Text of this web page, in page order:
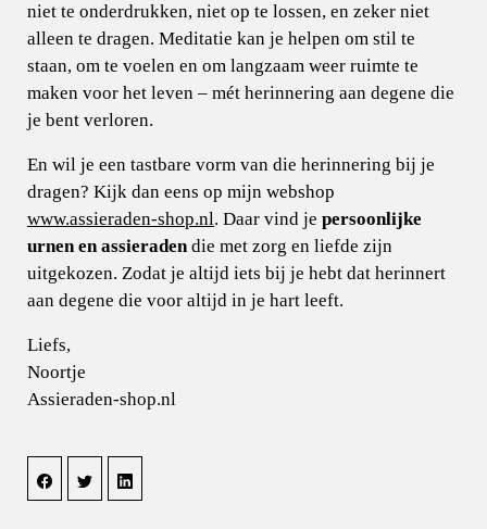
niet te onderdrukken, niet op te lossen, en zeker niet
alleen te dragen. Meditatie kan je helpen om stil te
staan, om te voelen en om langzaam weer ruimte te
maken voor het leven – mét herinnering aan degene die
je bent verloren.
En wil je een tastbare vorm van die herinnering bij je
dragen? Kijk dan eens op mijn webshop
www.assieraden-shop.nl. Daar vind je persoonlijke
urnen en assieradendie met zorg en liefde zijn
uitgekozen. Zodat je altijd iets bij je hebt dat herinnert
aan degene die voor altijd in je hart leeft.
Liefs,
Noortje
Assieraden-shop.nl